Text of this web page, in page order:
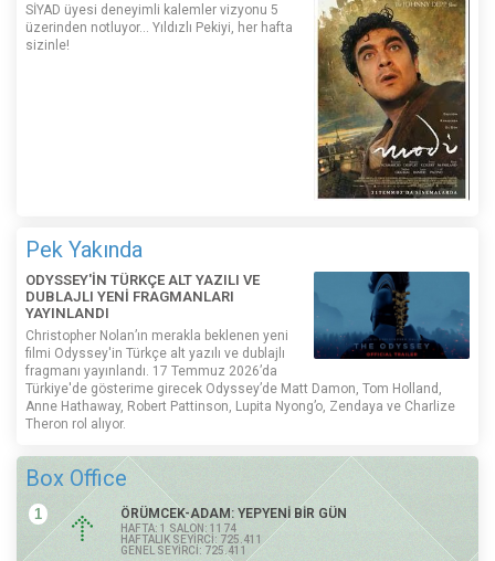
SİYAD üyesi deneyimli kalemler vizyonu 5
üzerinden notluyor... Yıldızlı Pekiyi, her hafta
sizinle!
Pek Yakında
ODYSSEY'İN TÜRKÇE ALT YAZILI VE
DUBLAJLI YENİ FRAGMANLARI
YAYINLANDI
Christopher Nolan’ın merakla beklenen yeni
filmi Odyssey'in Türkçe alt yazılı ve dublajlı
fragmanı yayınlandı. 17 Temmuz 2026’da
Türkiye'de gösterime girecek Odyssey’de Matt Damon, Tom Holland,
Anne Hathaway, Robert Pattinson, Lupita Nyong’o, Zendaya ve Charlize
Theron rol alıyor.
Box Office
1 ÖRÜMCEK-ADAM: YEPYENİ BİR GÜN
HAFTA: 1 SALON: 1174
HAFTALIK SEYİRCİ: 725.411
GENEL SEYİRCİ: 725.411